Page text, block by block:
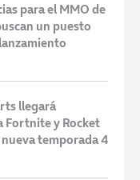
para el MMO de
un puesto
llegará
Fortnite y Rocket
nueva temporada 4